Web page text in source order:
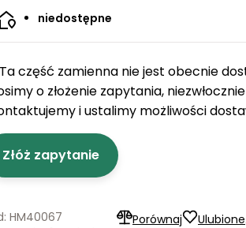
niedostępne
Ta część zamienna nie jest obecnie
o złożenie zapytania,
i ustalimy możliwości
Złóż zapytanie
Porównaj Ulubione
HM40067